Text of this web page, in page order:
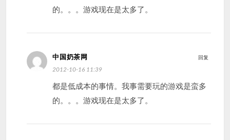
的。。。游戏现在是太多了。
中国奶茶网
2012-10-16 11:39
都是低成本的事情。我事需要玩的游戏是蛮多
的。。。游戏现在是太多了。
回复